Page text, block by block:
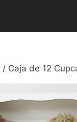
/ Caja de 12